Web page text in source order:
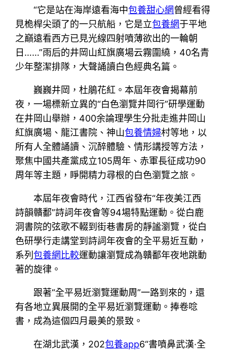
“它是站在海岸遠看海中包養甜心網曾經看得
見桅桿尖頭了的一只航船，它是立包養網于平地
之巔遠看西方已見光線四射噴薄欲出的一輪朝
日……”雨后的井岡山紅旗廣場云霧圍繞，40名青
少年整潔排隊，大聲誦讀白色經典名篇。
巍巍井岡，杜鵑花紅。本屆年夜會揭幕前
夜，一場標新立異的“白色瀏覽井岡行”研學運動
在井岡山舉辦，400余論理學生分批走進井岡山
紅旗廣場、龍江書院、神山包養情婦村等地，以
所有人全體誦讀、沉醉體驗、情形講授等方法，
聚焦中國共產黨成立105周年、赤軍長征成功90
周年等主題，睜開精力尋根的白色瀏覽之旅。
本屆年夜會時代，江西省發布“年夜美江西
詩韻贛鄱”詩詞年夜會等94場特點運動。從白鹿
洞書院的弦歌不輟到街巷書房的靜謐瀏覽，從白
色研學行走講堂到詩詞年夜會的全平易近互動，
系列包養網比較運動讓瀏覽成為贛鄱年夜地跳動
著的旋律。
跟著“全平易近瀏覽運動周”一路到來的，還
有各地立異展開的全平易近瀏覽運動。捧卷唸
書，成為這個四月最美的景致。
在湖北武漢，202包養app6“書噴鼻武漢·全